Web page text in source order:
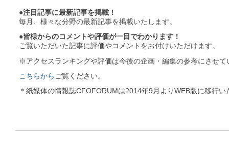
●注目記事に最新記事を掲載！
毎月、様々な分野の最新記事を掲載いたします。
●皆様からのコメントや評価が一目でわかります！
ご覧いただいた記事に評価やコメントをお付けいただけます。
※アクセスランキングや評価は今後の企画・編集の参考にさせて
こちらから ご覧ください。
＊紙媒体の情報誌CFOFORUMは2014年9月よりWEB版に移行い